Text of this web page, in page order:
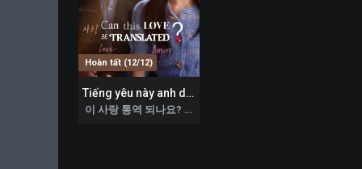
Hoàn tất (12/12)
8.555
Tiếng yêu này anh dịch được không?
이 사랑 통역 되나요? 2026